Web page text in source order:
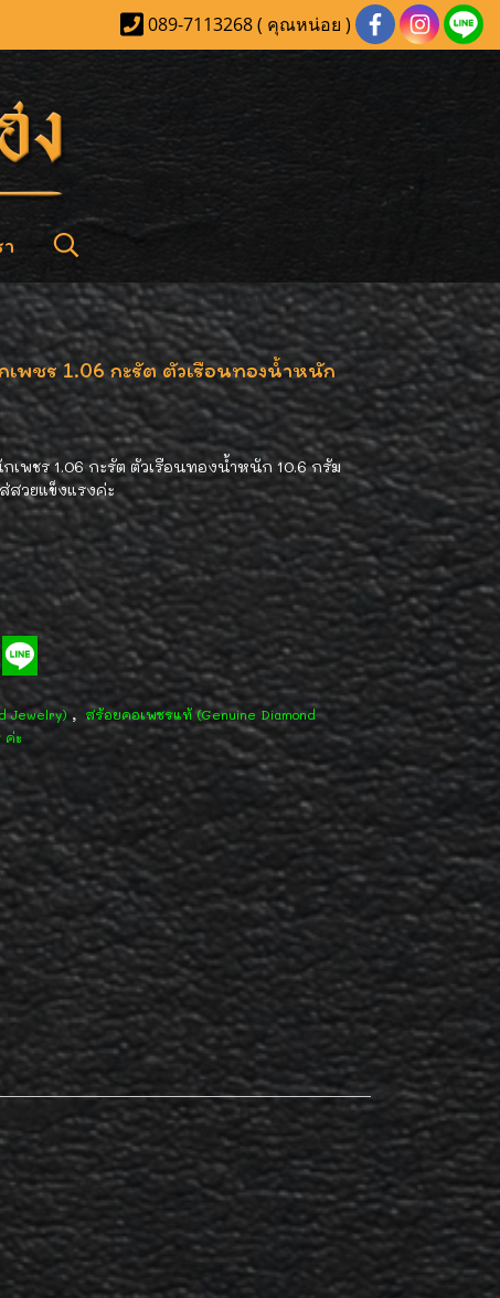
089-7113268 ( คุณหน่อย )
พชร 1.06 กะรัต ตัวเรือนทองน้ำหนัก
เพชร 1.06 กะรัต ตัวเรือนทองน้ำหนัก 10.6 กรัม
ส่สวยแข็งแรงค่ะ
Jewelry), สร้อยคอเพชรแท้ (Genuine Diamond
ค่ะ